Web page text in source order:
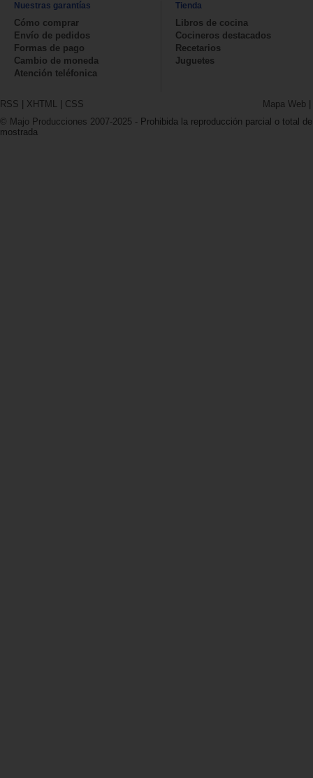
Nuestras garantías
Cómo comprar
Envío de pedidos
Formas de pago
Cambio de moneda
Atención teléfonica
Tienda
Libros de cocina
Cocineros destacados
Recetarios
Juguetes
RSS XHTML CSS Mapa Web
© Majo Producciones 2007-2025 - Prohibida la reproducción parcial o total
mostrada